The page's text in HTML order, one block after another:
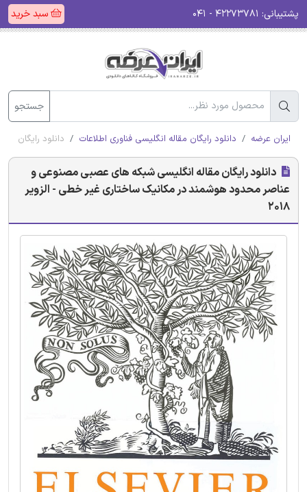
پشتیبانی: سبد خرید
جستجو
ایران عرضه دانلود رایگان مقاله انگلیسی فناوری اطلاعات دانلود رایگان
دانلود رایگان مقاله انگلیسی شبکه های عصبی مصنوعی و
عناصر محدود هوشمند در مکانیک ساختاری غیر خطی - الزویر
2018